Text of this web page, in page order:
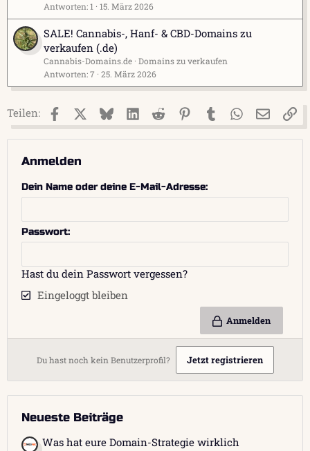
Antworten 1 15. März 2026
SALE! Cannabis-, Hanf- & CBD-Domains zu
verkaufen (.de)
Cannabis-Domains.de Domains zu verkaufen
Antworten 7 25. März 2026
Teilen: FacebookX (Twitter)
BlueskyLinkedIn
Reddit PinterestTumblr WhatsApp
E-Mail
Anmelden
Dein Name oder deine E-Mail-Adresse
Passwort
Hast du dein Passwort vergessen?
Eingeloggt bleiben
Anmelden
Du hast noch kein Benutzerprofil? Jetzt registrieren
Neueste Beiträge
Was hat eure Domain-Strategie wirklich